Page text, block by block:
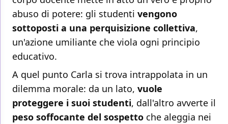
abuso di potere: gli studenti vengono
sottoposti a una perquisizione collettiva,
un'azione umiliante che viola ogni principio
educativo.
A quel punto Carla si trova intrappolata in un
dilemma morale: da un lato, vuole
proteggere i suoi studenti, dall'altro avverte il
peso soffocante del sospetto che aleggia nei